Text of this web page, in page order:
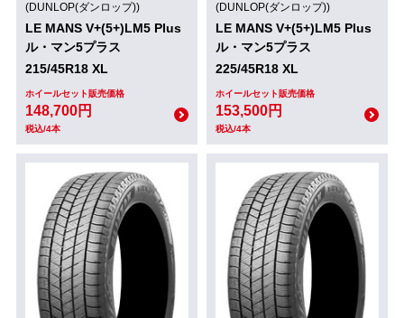
(DUNLOP(ダンロップ))
LE MANS V+(5+)LM5 Plus
ル・マン5プラス
215/45R18 XL
ホイールセット販売価格
148,700円
税込/4本
(DUNLOP(ダンロップ))
LE MANS V+(5+)LM5 Plus
ル・マン5プラス
225/45R18 XL
ホイールセット販売価格
153,500円
税込/4本